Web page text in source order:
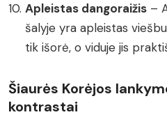
Apleistas dangoraižis –
šalyje yra apleistas
tik išorė, o viduje jis
Šiaurės Korėjos
kontrastai